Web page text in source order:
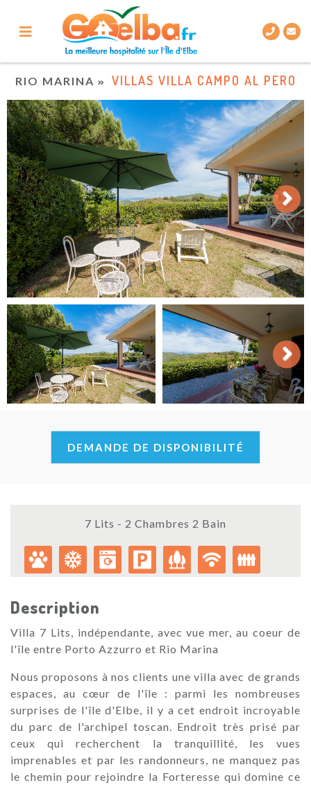
RIO MARINA VILLAS VILLA CAMPO AL PERO
Next
Next
DEMANDE DE DISPONIBILITÉ
7 Lits - 2 Chambres 2 Bain
Description
Villa 7 Lits, indépendante, avec vue mer, au coeur de
l'île entre Porto Azzurro et Rio Marina
Nous proposons à nos clients une villa avec de grands
espaces, au cœur de l'île : parmi les nombreuses
surprises de l'île d'Elbe, il y a cet endroit incroyable
du parc de l'archipel toscan. Endroit très prisé par
ceux qui recherchent la tranquillité, les vues
imprenables et par les randonneurs, ne manquez pas
le chemin pour rejoindre la Forteresse qui domine ce